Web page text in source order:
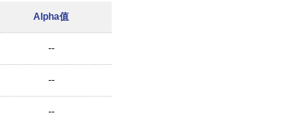
Alpha值
--
--
--